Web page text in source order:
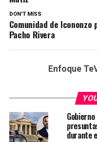
DON'T MISS
Comunidad de
Pacho Rivera
Enfoque
durante